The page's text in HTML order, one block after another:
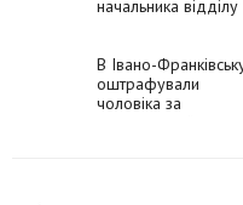
начальника відділу
В Івано-
оштрафували
чоловіка за